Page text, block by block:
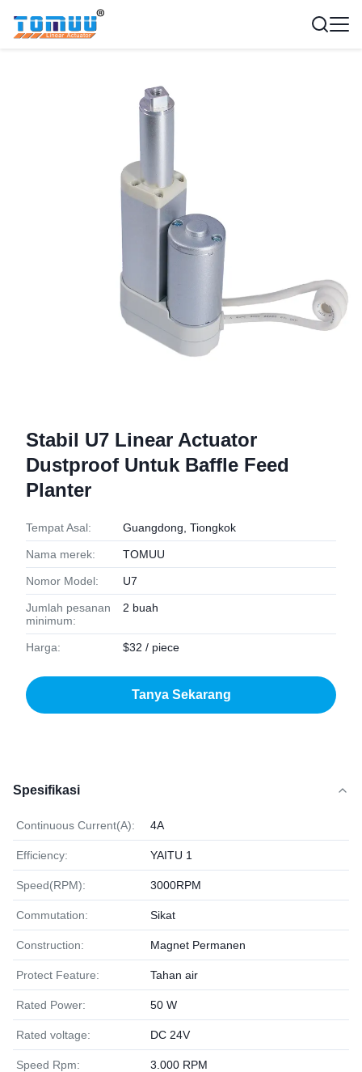
Stabil U7 Linear Actuator
Dustproof Untuk Baffle Feed
Planter
Tempat Asal: Guangdong, Tiongkok
Nama merek: TOMUU
Nomor Model: U7
Jumlah pesanan
minimum:
2 buah
Harga: $32 / piece
Tanya Sekarang
Spesifikasi
Continuous Current(A): 4A
Efficiency: YAITU 1
Speed(RPM): 3000RPM
Commutation: Sikat
Construction: Magnet Permanen
Protect Feature: Tahan air
Rated Power: 50 W
Rated voltage: DC 24V
Speed Rpm: 3.000 RPM